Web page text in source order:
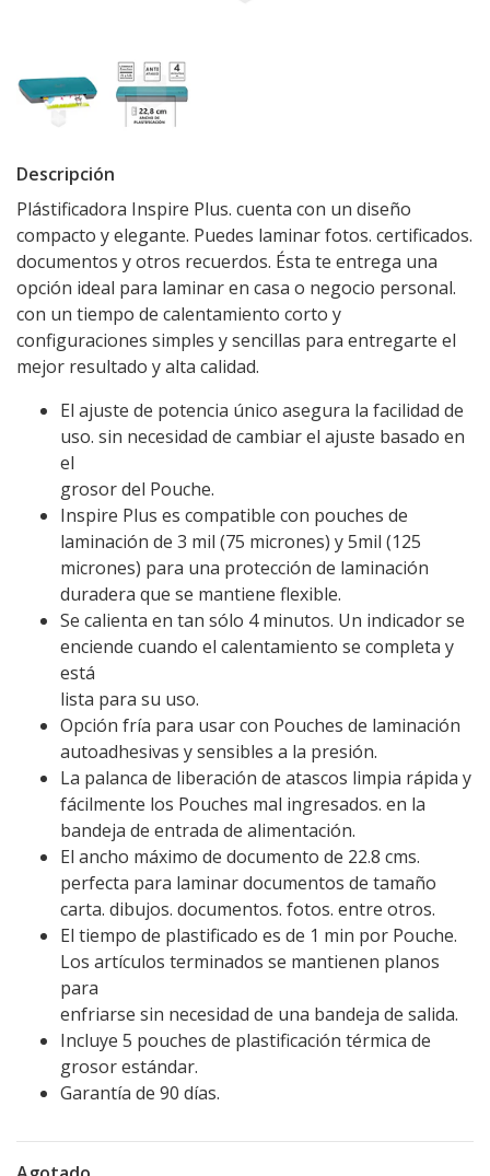
Descripción
Plástificadora Inspire Plus. cuenta con un diseño
compacto y elegante. Puedes laminar fotos. certificados.
documentos y otros recuerdos. Ésta te entrega una
opción ideal para laminar en casa o negocio personal.
con un tiempo de calentamiento corto y
configuraciones simples y sencillas para entregarte el
mejor resultado y alta calidad.
El ajuste de potencia único asegura la facilidad de
uso. sin necesidad de cambiar el ajuste basado en
el
grosor del Pouche.
Inspire Plus es compatible con pouches de
laminación de 3 mil (75 micrones) y 5mil (125
micrones) para una protección de laminación
duradera que se mantiene flexible.
Se calienta en tan sólo 4 minutos. Un indicador se
enciende cuando el calentamiento se completa y
está
lista para su uso.
Opción fría para usar con Pouches de laminación
autoadhesivas y sensibles a la presión.
La palanca de liberación de atascos limpia rápida y
fácilmente los Pouches mal ingresados. en la
bandeja de entrada de alimentación.
El ancho máximo de documento de 22.8 cms.
perfecta para laminar documentos de tamaño
carta. dibujos. documentos. fotos. entre otros.
El tiempo de plastificado es de 1 min por Pouche.
Los artículos terminados se mantienen planos
para
enfriarse sin necesidad de una bandeja de salida.
Incluye 5 pouches de plastificación térmica de
grosor estándar.
Garantía de 90 días.